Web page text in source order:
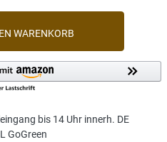
WARENKORB
bis 14 Uhr innerh. DE
GoGreen